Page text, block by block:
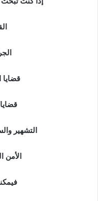
قضايا
التشهير
الأمن